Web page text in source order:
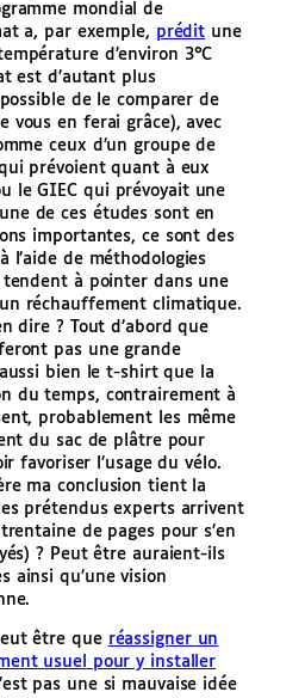
mondial de
a, par exemple, prédit une
d’environ 3°C
est d’autant plus
de le comparer de
vous en ferai grâce), avec
ceux d’un groupe de
prévoient quant à eux
le GIEC qui prévoyait une
de ces études sont en
importantes, ce sont des
l’aide de méthodologies
à pointer dans une
réchauffement climatique.
dire ? Tout d’abord que
pas une grande
bien le t-shirt que la
du temps, contrairement à
probablement les même
du sac de plâtre pour
favoriser l’usage du vélo.
ma conclusion tient la
prétendus experts arrivent
de pages pour s’en
? Peut être auraient-ils
ainsi qu’une vision
être que réassigner un
usuel pour y installer
pas une si mauvaise idée